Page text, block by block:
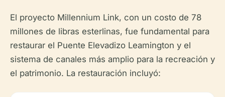
El proyecto Millennium Link, con un costo de 78
millones de libras esterlinas, fue fundamental para
restaurar el Puente Elevadizo Leamington y el
sistema de canales más amplio para la recreación y
el patrimonio. La restauración incluyó: